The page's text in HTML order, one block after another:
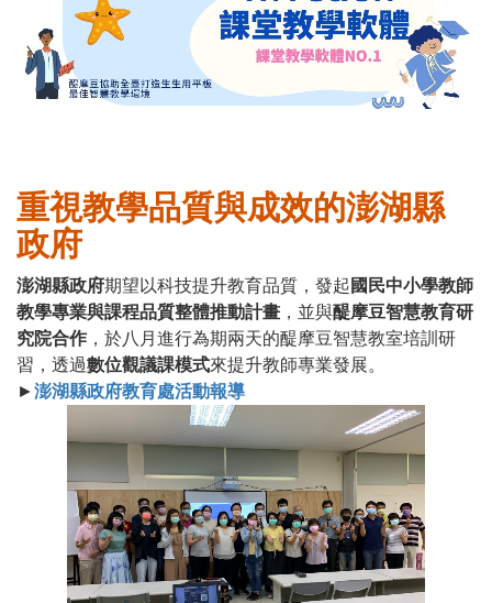
重視教學品質與成效的澎湖縣
政府
澎湖縣政府期望以科技提升教育品質，發起 國民中小學教師
教學專業與課程品質整體推動計畫 ，並與醍摩豆智慧教育研
究院合作 ，於八月進行為期兩天的醍摩豆智慧教室培訓研
習，透過數位觀議課模式來提升教師專業發展。
►澎湖縣政府教育處活動報導